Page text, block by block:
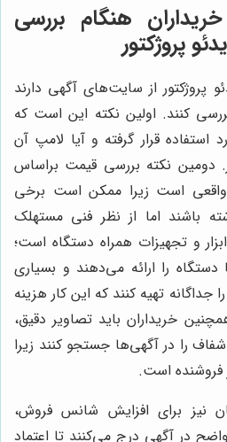
هنگام بررسی
پروژکتور
پروژکتور از سایت‌های آگهی دارند
کنند. اولین نکته این است که
قرار گرفته و آیا لامپ آن
دومین نکته بررسی قیمت براساس
واقعی است زیرا ممکن است برخی
باشند اما از نظر فنی مستهلک
و تجهیزات همراه دستگاه است؛
دستگاه را ارائه می‌دهند و بسیاری
جداگانه تهیه کنند که این کار هزینه
خریداران باید تصاویر دقیق،
را در آگهی‌ها جستجو کنند زیرا
فروشنده است.
نیز برای افزایش شانس فروش،
در آگهی درج می‌کنند تا اعتماد